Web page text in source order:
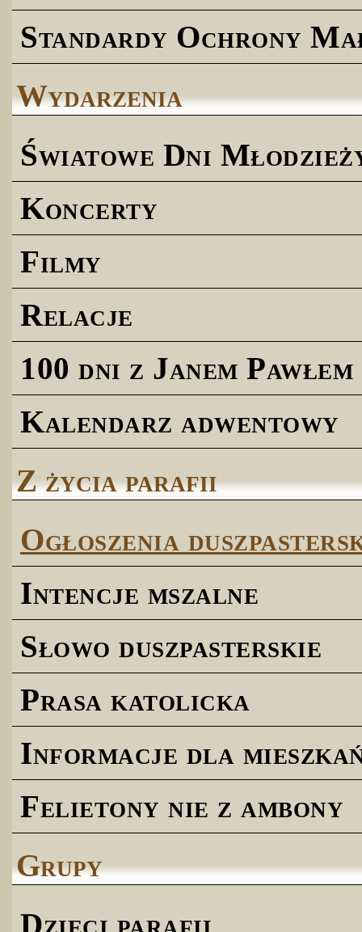
Standardy Ochrony
Wydarzenia
Światowe Dni
Koncerty
Filmy
Relacje
100 dni z Janem
Kalendarz adwentowy
Z życia parafii
Ogłoszenia
Intencje mszalne
Słowo duszpasterskie
Prasa katolicka
Informacje dla
Felietony nie z ambony
Grupy
Dzieci parafii